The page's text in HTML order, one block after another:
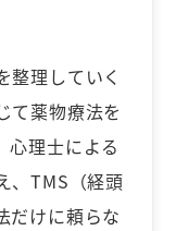
整理していく
て薬物療法を
心理士による
、TMS（経頭
だけに頼らな